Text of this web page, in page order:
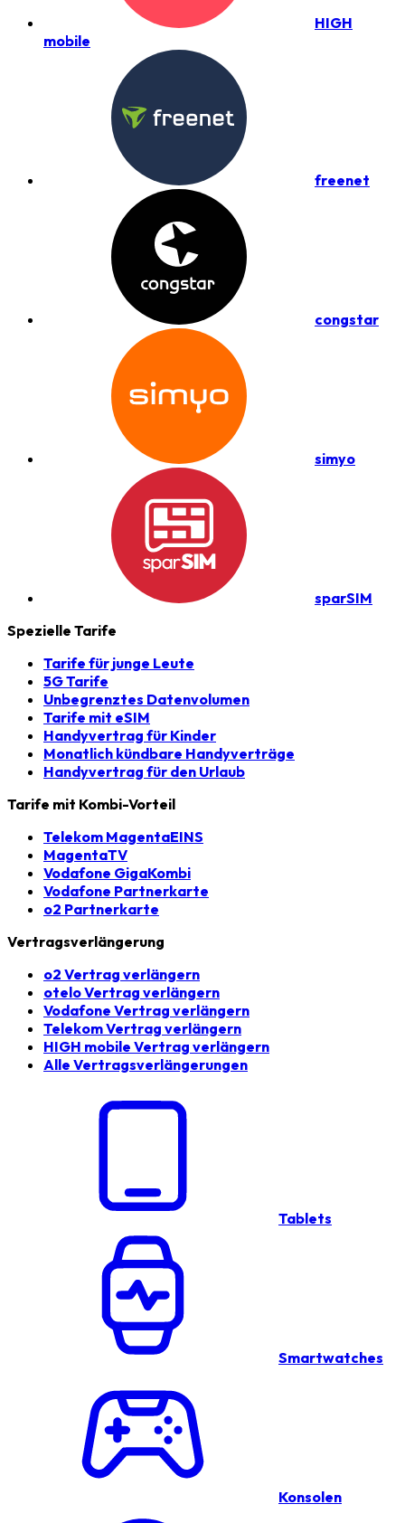
HIGH
mobile
freenet
congstar
simyo
sparSIM
Spezielle Tarife
Tarife für junge Leute
5G Tarife
Unbegrenztes Datenvolumen
Tarife mit eSIM
Handyvertrag für Kinder
Monatlich kündbare Handyverträge
Handyvertrag für den Urlaub
Tarife mit Kombi-Vorteil
Telekom MagentaEINS
MagentaTV
Vodafone GigaKombi
Vodafone Partnerkarte
o2 Partnerkarte
Vertragsverlängerung
o2 Vertrag verlängern
otelo Vertrag verlängern
Vodafone Vertrag verlängern
Telekom Vertrag verlängern
HIGH mobile Vertrag verlängern
Alle Vertragsverlängerungen
Tablets
Smartwatches
Konsolen